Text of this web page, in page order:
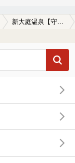
新大庭温泉【守口市】の口コミ 賑わっている_____________…